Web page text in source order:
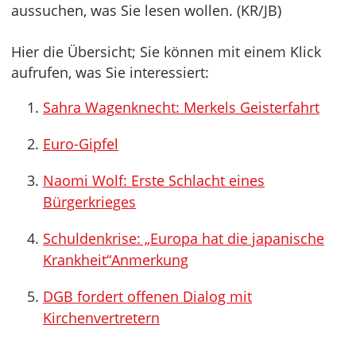
aussuchen, was Sie lesen wollen. (KR/JB)
Hier die Übersicht; Sie können mit einem Klick
aufrufen, was Sie interessiert:
Sahra Wagenknecht: Merkels Geisterfahrt
Euro-Gipfel
Naomi Wolf: Erste Schlacht eines
Bürgerkrieges
Schuldenkrise: „Europa hat die japanische
Krankheit“Anmerkung
DGB fordert offenen Dialog mit
Kirchenvertretern